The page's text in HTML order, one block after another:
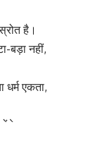
है।
बड़ा नहीं,
एकता,
बताया